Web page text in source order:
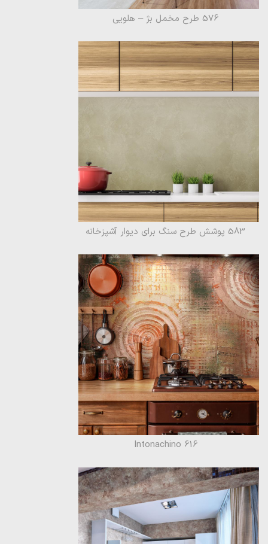
576 طرح مخمل بژ – هلویی
583 پوشش طرح سنگ برای دیوار آشپزخانه
616 Intonachino